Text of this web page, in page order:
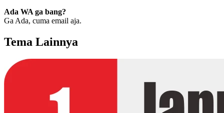
Ada WA ga bang?
Ga Ada, cuma email aja.
Tema Lainnya